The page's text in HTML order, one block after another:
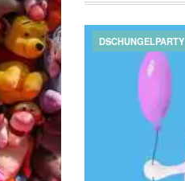
DSCHUNGELPARTY